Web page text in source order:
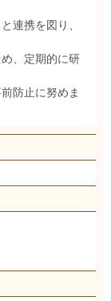
連携を図り、
、定期的に研
防止に努めま